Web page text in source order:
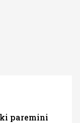
paremini